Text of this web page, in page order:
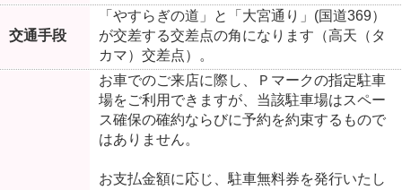
交通手段
「やすらぎの道」と「大宮通り」(国道369）
が交差する交差点の角になります（高天（タ
カマ）交差点）。
お車でのご来店に際し、Ｐマークの指定駐車
場をご利用できますが、当該駐車場はスペー
ス確保の確約ならびに予約を約束するもので
はありません。
お支払金額に応じ、駐車無料券を発行いたし